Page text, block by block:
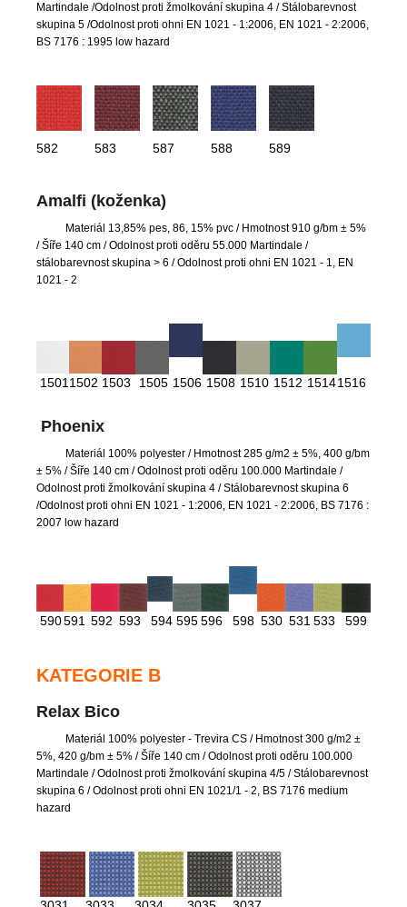
Martindale /Odolnost proti žmolkování skupina 4 / Stálobarevnost
skupina 5 /Odolnost proti ohni EN 1021 - 1:2006, EN 1021 - 2:2006,
BS 7176 : 1995 low hazard
582 583 587 588 589
Amalfi (koženka)
Materiál 13,85% pes, 86, 15% pvc / Hmotnost 910 g/bm ± 5%
/ Šíře 140 cm / Odolnost proti oděru 55.000 Martindale /
stálobarevnost skupina > 6 / Odolnost proti ohni EN 1021 - 1, EN
1021 - 2
1501 1502 1503 1505 1506 1508 1510 1512 15141516
Phoenix
Materiál 100% polyester / Hmotnost 285 g/m2 ± 5%, 400 g/bm
± 5% / Šíře 140 cm / Odolnost proti oděru 100.000 Martindale /
Odolnost proti žmolkování skupina 4 / Stálobarevnost skupina 6
/Odolnost proti ohni EN 1021 - 1:2006, EN 1021 - 2:2006, BS 7176 :
2007 low hazard
590591 592 593 594 595596 598 530 531 533 599
KATEGORIE B
Relax Bico
Materiál 100% polyester - Trevira CS / Hmotnost 300 g/m2 ±
5%, 420 g/bm ± 5% / Šíře 140 cm / Odolnost proti oděru 100.000
Martindale / Odolnost proti žmolkování skupina 4/5 / Stálobarevnost
skupina 6 / Odolnost proti ohni EN 1021/1 - 2, BS 7176 medium
hazard